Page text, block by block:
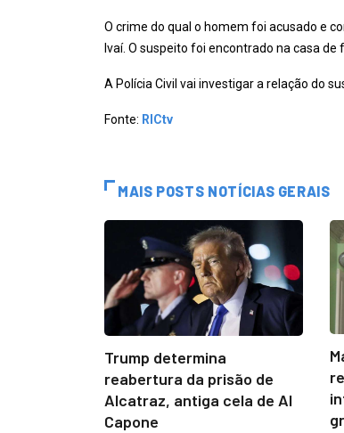
O crime do qual o homem foi acusado e
Ivaí. O suspeito foi encontrado na casa
A Polícia Civil vai investigar a relação do
Fonte: RICtv
MAIS POSTS NOTÍCIAS GERAIS
Trump determina
reabertura da prisão de
Alcatraz, antiga cela de Al
Capone